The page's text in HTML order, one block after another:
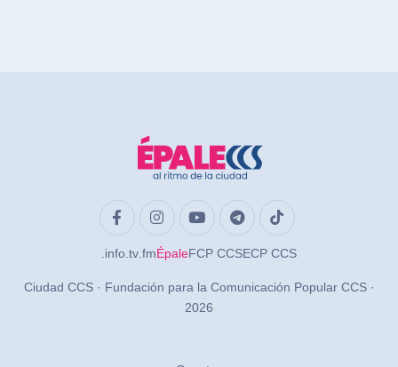
.info .tv .fmÉpaleFCP CCSECP CCS
Ciudad CCS · Fundación para la Comunicación Popular CCS ·
2026